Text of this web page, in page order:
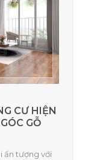
CƯ HIỆN
GỖ
ấn tượng với